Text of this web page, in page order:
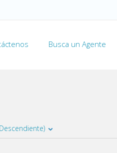
Busca un Agente